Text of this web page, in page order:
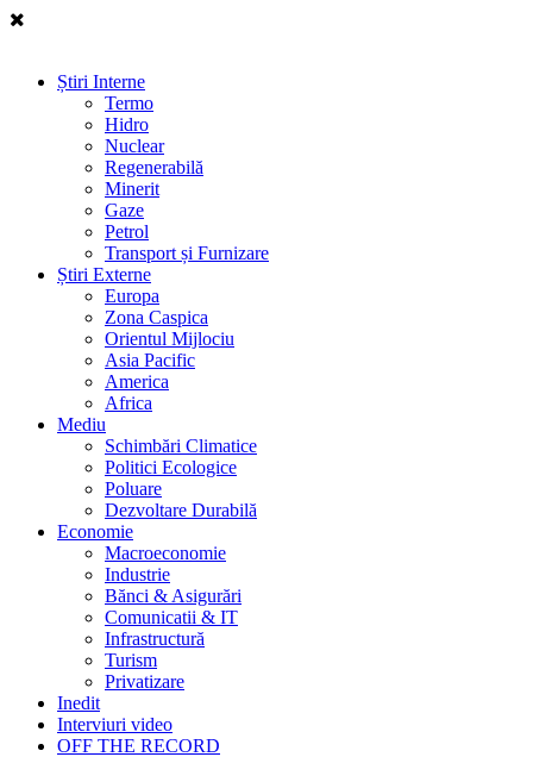
Știri Interne
Termo
Hidro
Nuclear
Regenerabilă
Minerit
Gaze
Petrol
Transport și Furnizare
Știri Externe
Europa
Zona Caspica
Orientul Mijlociu
Asia Pacific
America
Africa
Mediu
Schimbări Climatice
Politici Ecologice
Poluare
Dezvoltare Durabilă
Economie
Macroeconomie
Industrie
Bănci & Asigurări
Comunicatii & IT
Infrastructură
Turism
Privatizare
Inedit
Interviuri video
OFF THE RECORD